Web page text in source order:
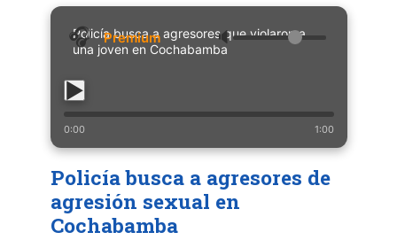
Policía busca a agresores que violaron a
una joven en Cochabamba
🔈
0:00 1:00
Policía busca a agresores de
agresión sexual en
Cochabamba